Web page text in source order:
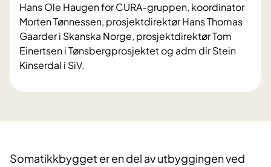
Hans Ole Haugen for CURA-gruppen, koordinator
Morten Tønnessen, prosjektdirektør Hans Thomas
Gaarder i Skanska Norge, prosjektdirektør Tom
Einertsen i Tønsbergprosjektet og adm dir Stein
Kinserdal i SiV.
Somatikkbygget er en del av utbyggingen ved